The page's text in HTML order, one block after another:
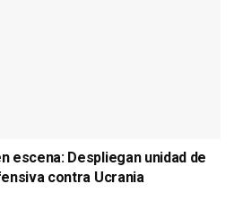
escena: Despliegan unidad de
contra Ucrania